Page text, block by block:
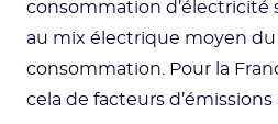
consommation d’électricité
au mix électrique moyen du
consommation. Pour la
cela de facteurs d’émissions